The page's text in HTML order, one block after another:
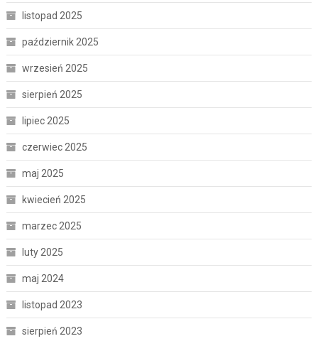
listopad 2025
październik 2025
wrzesień 2025
sierpień 2025
lipiec 2025
czerwiec 2025
maj 2025
kwiecień 2025
marzec 2025
luty 2025
maj 2024
listopad 2023
sierpień 2023